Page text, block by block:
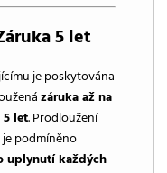
5 let
je poskytována
záruka až na
let. Prodloužení
podmíněno
uplynutí každých